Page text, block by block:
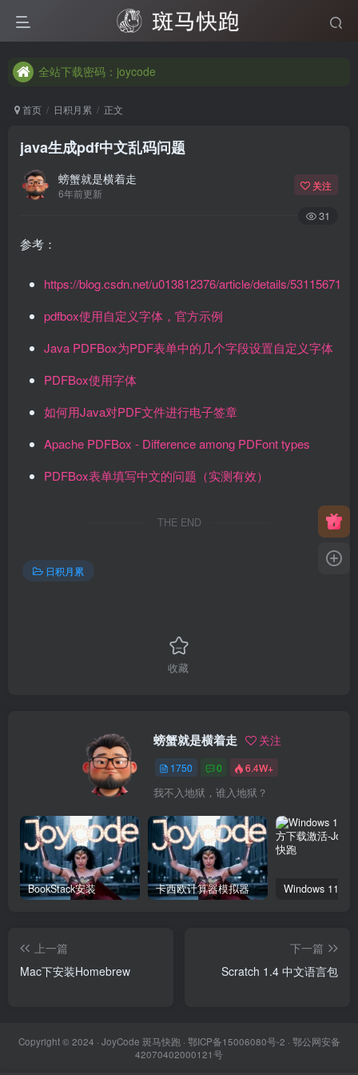
全站下载密码：joycode
全站下载密码：joycode
全站下载密码：joycode
首页 日积月累 正文
java生成pdf中文乱码问题
螃蟹就是横着走
6年前更新
关注
31
参考：
https://blog.csdn.net/u013812376/article/details/53115671
pdfbox使用自定义字体，官方示例
Java PDFBox为PDF表单中的几个字段设置自定义字体
PDFBox使用字体
如何用Java对PDF文件进行电子签章
Apache PDFBox - Difference among PDFont types
PDFBox表单填写中文的问题（实测有效）
THE END
日积月累
收藏
螃蟹就是横着走 关注
1750 0 6.4W+
我不入地狱，谁入地狱？
BookStack安装 卡西欧计算器模拟器
上一篇
Mac下安装Homebrew
下一篇
Scratch 1.4 中文语言包
Copyright © 2024 · JoyCode 斑马快跑· 鄂ICP备15006080号-2 · 鄂公网安备
42070402000121号